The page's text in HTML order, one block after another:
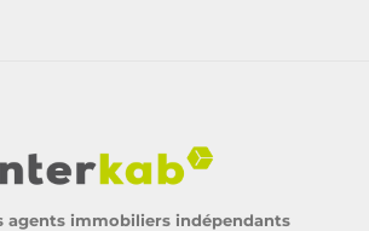
agents immobiliers indépendants